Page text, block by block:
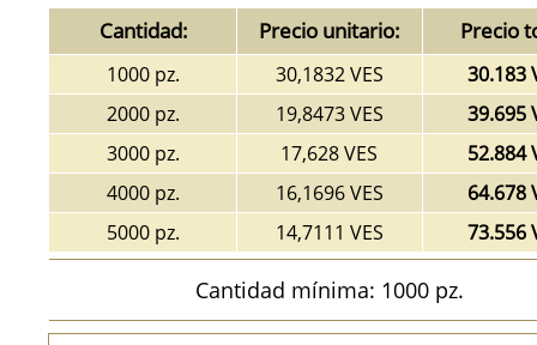
Cantidad: Precio unitario: Precio
1000 pz. 30,1832 VES
30.183
2000 pz.
19,8473 VES
39.695
3000 pz.
17,628 VES
52.884
4000 pz.
16,1696 VES
64.678
5000 pz.
14,7111 VES 73.556
Cantidad mínima: 1000 pz.